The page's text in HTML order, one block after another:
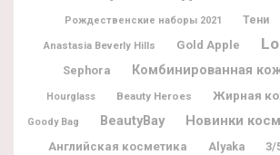
Рождественские наборы 2021 Тени
Anastasia Beverly Hills Gold Apple
Sephora Комбинированная
Hourglass Beauty Heroes Жирная
Goody Bag BeautyBay Новинки
Английская косметика
Alyaka 3/